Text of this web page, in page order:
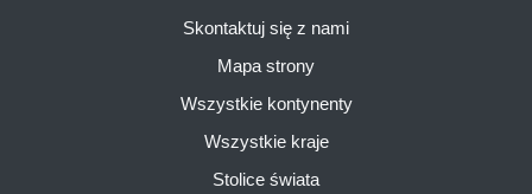
Skontaktuj się z nami
Mapa strony
Wszystkie kontynenty
Wszystkie kraje
Stolice świata